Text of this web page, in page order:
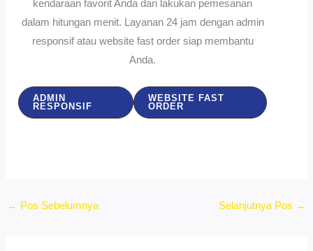
kendaraan favorit Anda dan lakukan pemesanan
dalam hitungan menit. Layanan 24 jam dengan admin
responsif atau website fast order siap membantu
Anda.
ADMIN
RESPONSIF
WEBSITE FAST
ORDER
← Pos Sebelumnya Selanjutnya Pos →